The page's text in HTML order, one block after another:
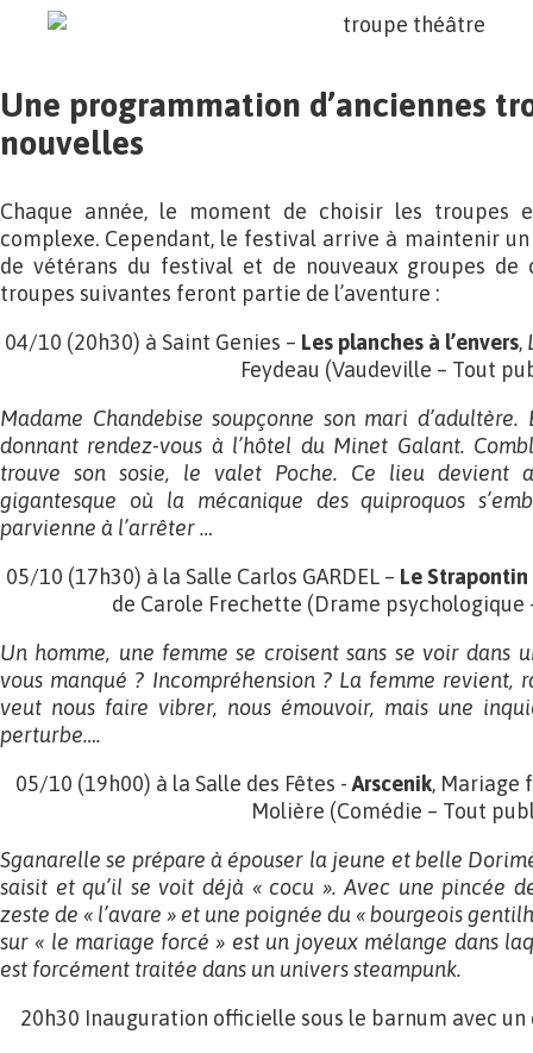
Une programmation d’anciennes
nouvelles
Chaque année, le moment de choisir les troupes
complexe. Cependant, le festival arrive à maintenir
de vétérans du festival et de nouveaux groupes de
troupes suivantes feront partie de l’aventure :
04/10 (20h30) à Saint Genies – Les planches à l’envers,
Feydeau (Vaudeville – Tout
Madame Chandebise soupçonne son mari
donnant rendez-vous à l’hôtel du Minet Galant.
trouve son sosie, le valet Poche. Ce lieu devient
gigantesque où la mécanique des quiproquos
parvienne à l’arrêter …
05/10 (17h30) à la Salle Carlos GARDEL – Le
de Carole Frechette (Drame psychologique
Un homme, une femme se croisent sans se voir dans
vous manqué ? Incompréhension ? La femme revient,
veut nous faire vibrer, nous émouvoir, mais une
perturbe….
05/10 (19h00) à la Salle des Fêtes -Arscenik, Mariage
Molière (Comédie – Tout
Sganarelle se prépare à épouser la jeune et belle
saisit et qu’il se voit déjà « cocu ». Avec une pincée
zeste de « l’avare » et une poignée du « bourgeois
sur « le mariage forcé » est un joyeux mélange dans
est forcément traitée dans un univers steampunk.
20h30 Inauguration officielle sous le barnum avec